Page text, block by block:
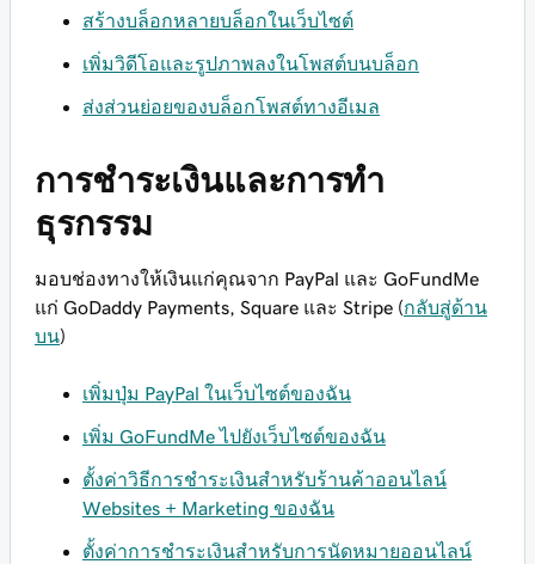
สร้างบล็อกหลายบล็อกในเว็บไซต์
เพิ่มวิดีโอและรูปภาพลงในโพสต์บนบล็อก
ส่งส่วนย่อยของบล็อกโพสต์ทางอีเมล
การชำระเงินและการทำ
ธุรกรรม
มอบช่องทางให้เงินแก่คุณจาก PayPal และ GoFundMe
แก่ GoDaddy Payments, Square และ Stripe (กลับสู่ด้าน
บน)
เพิ่มปุ่ม PayPal ในเว็บไซต์ของฉัน
เพิ่ม GoFundMe ไปยังเว็บไซต์ของฉัน
ตั้งค่าวิธีการชำระเงินสำหรับร้านค้าออนไลน์
Websites + Marketing ของฉัน
ตั้งค่าการชำระเงินสำหรับการนัดหมายออนไลน์